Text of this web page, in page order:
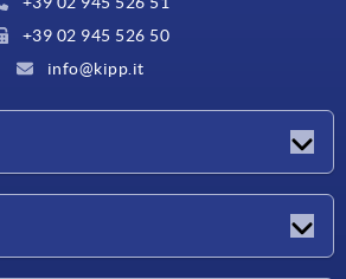
+39 02 945 526 50
info@kipp.it